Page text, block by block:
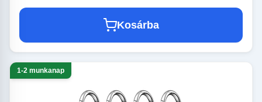
Kosárba
1-2 munkanap